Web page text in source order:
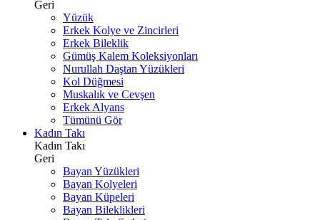
Geri
Yüzük
Erkek Kolye ve Zincirleri
Erkek Bileklik
Gümüş Kalem Koleksiyonları
Nurullah Daştan Yüzükleri
Kol Düğmesi
Muskalık ve Cevşen
Erkek Alyans
Tümünü Gör
Kadın Takı
Kadın Takı
Geri
Bayan Yüzükleri
Bayan Kolyeleri
Bayan Küpeleri
Bayan Bileklikleri